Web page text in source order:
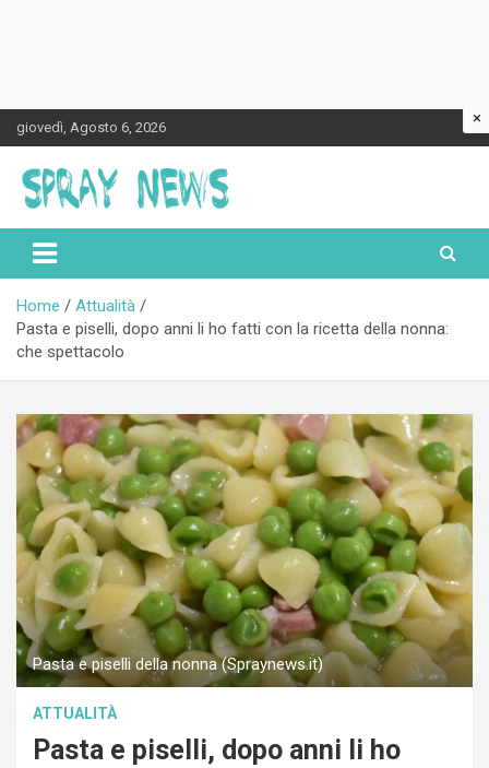
Skip
to
content
giovedì, Agosto 6, 2026
Spraynews.it
Home
Attualità
Pasta e piselli, dopo anni li ho fatti con la ricetta della nonna:
che spettacolo
Pasta e piselli della nonna (Spraynews.it)
ATTUALITÀ
Pasta e piselli, dopo anni li ho
×